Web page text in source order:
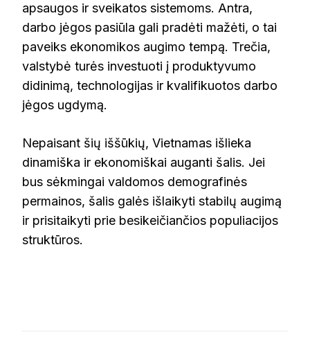
apsaugos ir sveikatos sistemoms. Antra,
darbo jėgos pasiūla gali pradėti mažėti, o tai
paveiks ekonomikos augimo tempą. Trečia,
valstybė turės investuoti į produktyvumo
didinimą, technologijas ir kvalifikuotos darbo
jėgos ugdymą.
Nepaisant šių iššūkių, Vietnamas išlieka
dinamiška ir ekonomiškai auganti šalis. Jei
bus sėkmingai valdomos demografinės
permainos, šalis galės išlaikyti stabilų augimą
ir prisitaikyti prie besikeičiančios populiacijos
struktūros.